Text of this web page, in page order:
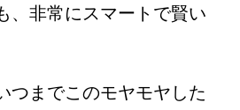
、非常にスマートで賢い
つまでこのモヤモヤした